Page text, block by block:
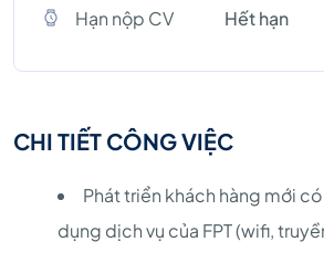
Hạn nộp CV Hết hạn
CHI TIẾT CÔNG VIỆC
Phát triển khách hàng mới
dụng dịch vụ của FPT (wifi,